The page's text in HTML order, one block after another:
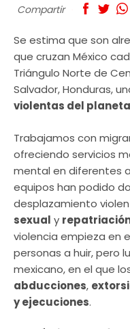
Compartir
Se estima que son
que cruzan México
Triángulo Norte de
Salvador, Honduras,
violentas del planeta
Trabajamos con
ofreciendo servicios
mental en diferentes
equipos han podido
desplazamiento
sexual y
violencia empieza en
personas a huir, pero
mexicano, en el que
abducciones,
y ejecuciones.